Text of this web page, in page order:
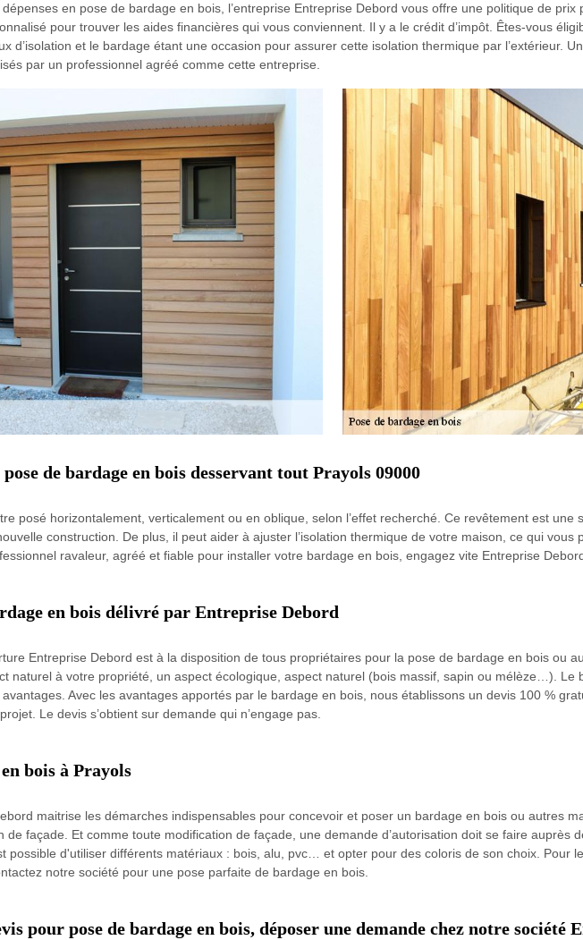
en pose de bardage en bois, l’entreprise Entreprise Debord vous offre une politique de
pour trouver les aides financières qui vous conviennent. Il y a le crédit d’impôt. Êtes-vous
d’isolation et le bardage étant une occasion pour assurer cette isolation thermique par l’extérieur.
par un professionnel agréé comme cette entreprise.
de bardage en bois desservant tout Prayols 09000
posé horizontalement, verticalement ou en oblique, selon l’effet recherché. Ce revêtement est
construction. De plus, il peut aider à ajuster l’isolation thermique de votre maison, ce qui vous
ravaleur, agréé et fiable pour installer votre bardage en bois, engagez vite Entreprise
en bois délivré par Entreprise Debord
Entreprise Debord est à la disposition de tous propriétaires pour la pose de bardage en bois ou
naturel à votre propriété, un aspect écologique, aspect naturel (bois massif, sapin ou mélèze…). Le
Avec les avantages apportés par le bardage en bois, nous établissons un devis 100 %
Le devis s’obtient sur demande qui n’engage pas.
bois à Prayols
maitrise les démarches indispensables pour concevoir et poser un bardage en bois ou autres
de façade. Et comme toute modification de façade, une demande d’autorisation doit se faire auprès
possible d'utiliser différents matériaux : bois, alu, pvc… et opter pour des coloris de son choix. Pour
notre société pour une pose parfaite de bardage en bois.
pour pose de bardage en bois, déposer une demande chez notre société